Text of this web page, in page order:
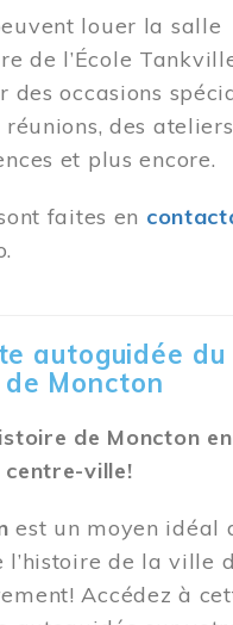
louer la salle
de l’École
des occasions
des
et plus encore.
faites en
autoguidée du
Moncton
de Moncton en
ville!
est un moyen idéal
l’histoire de la ville
Accédez à